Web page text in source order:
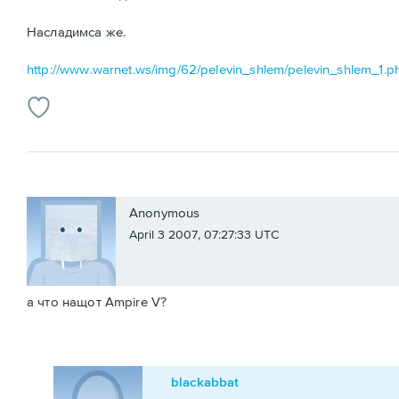
Насладимса же.
http://www.warnet.ws/img/62/pelevin_shlem/
Anonymous
April 3 2007, 07:27:33 UTC
а что нащот Ampire V?
blackabbat